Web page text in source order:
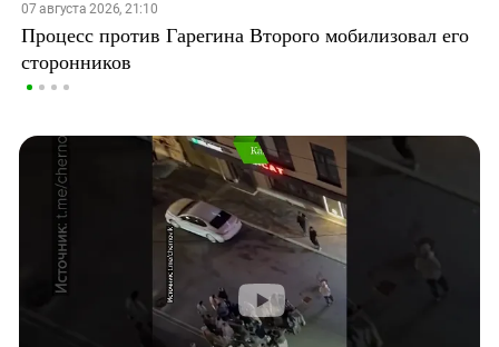
07 августа 2026, 21:10
Процесс против Гарегина Второго мобилизовал его
сторонников